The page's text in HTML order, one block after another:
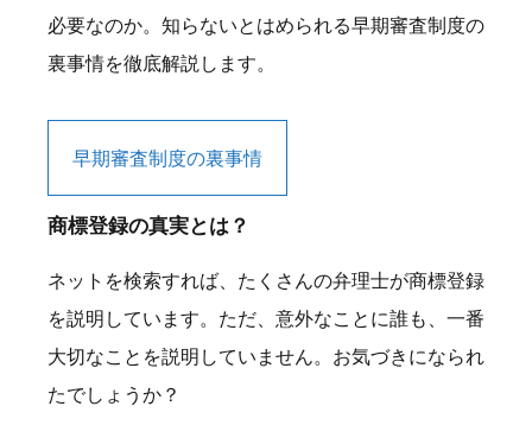
必要なのか。知らないとはめられる早期審査制度の
裏事情を徹底解説します。
早期審査制度の裏事情
商標登録の真実とは？
ネットを検索すれば、たくさんの弁理士が商標登録
を説明しています。ただ、意外なことに誰も、一番
大切なことを説明していません。お気づきになられ
たでしょうか？